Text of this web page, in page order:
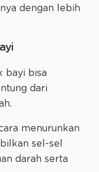
dengan lebih
bayi bisa
dari
menurunkan
sel-sel
darah serta